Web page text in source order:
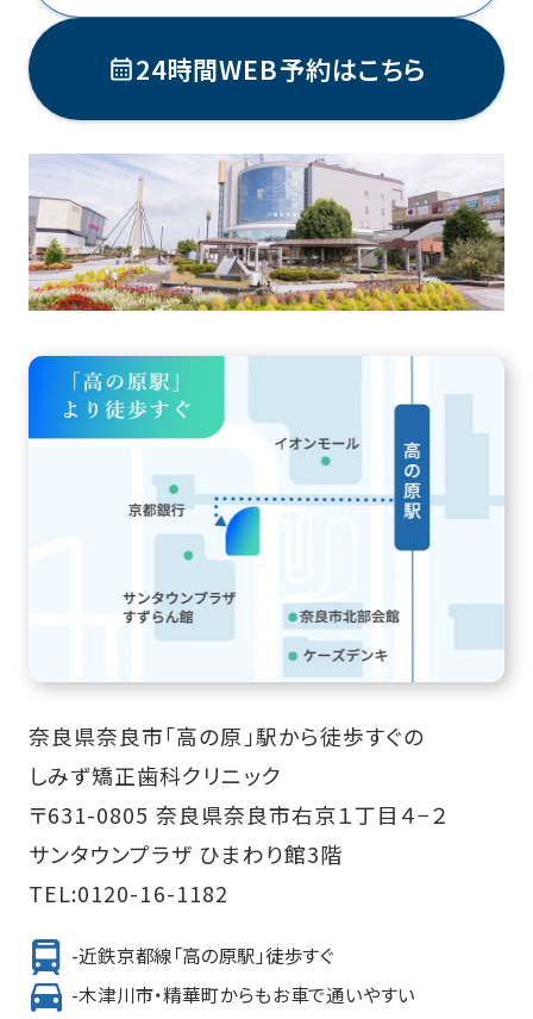
24時間WEB予約はこちら
奈良県奈良市「高の原」駅から徒歩すぐの
しみず矯正歯科クリニック
〒631-0805 奈良県奈良市右京１丁目４−２
サンタウンプラザ ひまわり館3階
TEL:0120-16-1182
-近鉄京都線「高の原駅」徒歩すぐ
-木津川市・精華町からもお車で通いやすい